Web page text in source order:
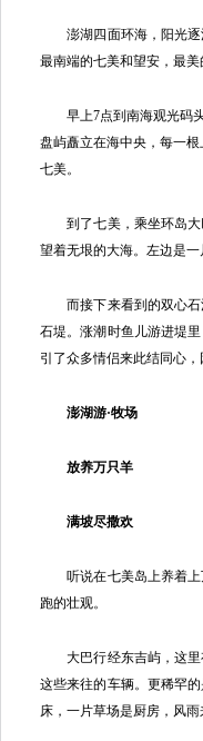
澎湖四面环海，阳光逐
最南端的七美和望安，最美
早上7点到南海观光码头
盘屿矗立在海中央，每一
七美。
到了七美，乘坐环岛大
望着无垠的大海。左边是
而接下来看到的双心石
石堤。涨潮时鱼儿游进堤
引了众多情侣来此结同心，
澎湖游·牧场
放养万只羊
满坡尽撒欢
听说在七美岛上养着上
跑的壮观。
大巴行经东吉屿，这里
这些来往的车辆。更稀罕
床，一片草场是厨房，风雨